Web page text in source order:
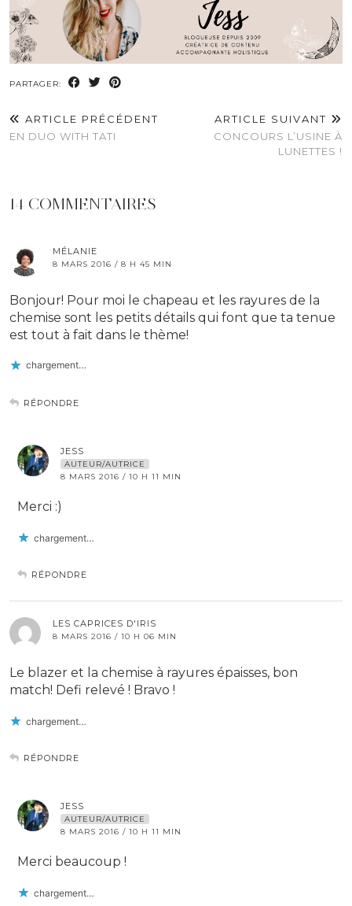
PARTAGER:
ARTICLE PRÉCÉDENT
EN DUO WITH TATI
ARTICLE SUIVANT
CONCOURS L’USINE À
LUNETTES !
14 COMMENTAIRES
MÉLANIE
8 MARS 2016 / 8 H 45 MIN
Bonjour! Pour moi le chapeau et les rayures de la
chemise sont les petits détails qui font que ta tenue
est tout à fait dans le thème!
chargement…
RÉPONDRE
JESS
AUTEUR/AUTRICE
8 MARS 2016 / 10 H 11 MIN
Merci :)
chargement…
RÉPONDRE
LES CAPRICES D'IRIS
8 MARS 2016 / 10 H 06 MIN
Le blazer et la chemise à rayures épaisses, bon
match! Defi relevé ! Bravo !
chargement…
RÉPONDRE
JESS
AUTEUR/AUTRICE
8 MARS 2016 / 10 H 11 MIN
Merci beaucoup !
chargement…